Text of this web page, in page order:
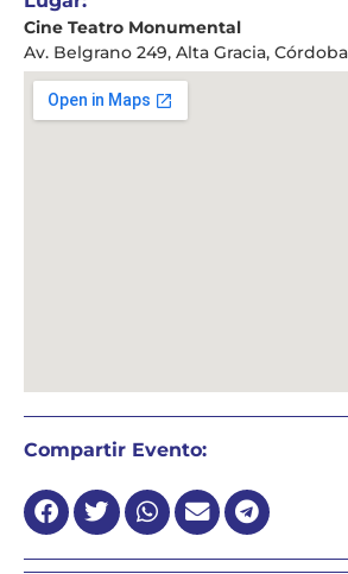
Cine Teatro Monumental
Av. Belgrano 249, Alta Gracia, Córdoba
Compartir Evento: